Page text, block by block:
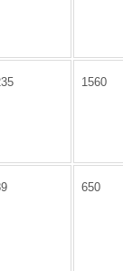
1560
650